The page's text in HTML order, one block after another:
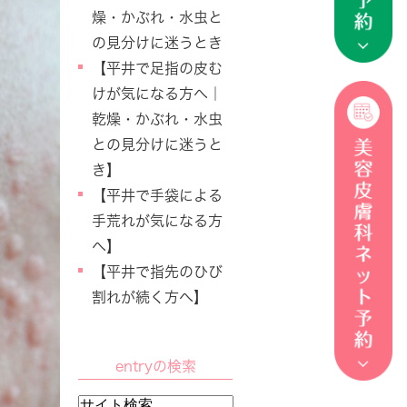
燥・かぶれ・水虫と
の見分けに迷うとき
【平井で足指の皮む
けが気になる方へ｜
乾燥・かぶれ・水虫
との見分けに迷うと
き】
【平井で手袋による
手荒れが気になる方
へ】
【平井で指先のひび
割れが続く方へ】
entryの検索